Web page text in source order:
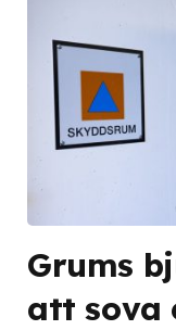
Grums
att sova